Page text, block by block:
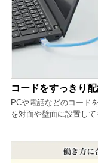
コードをすっきり
PCや電話などのコード
を対面や壁面に設置し